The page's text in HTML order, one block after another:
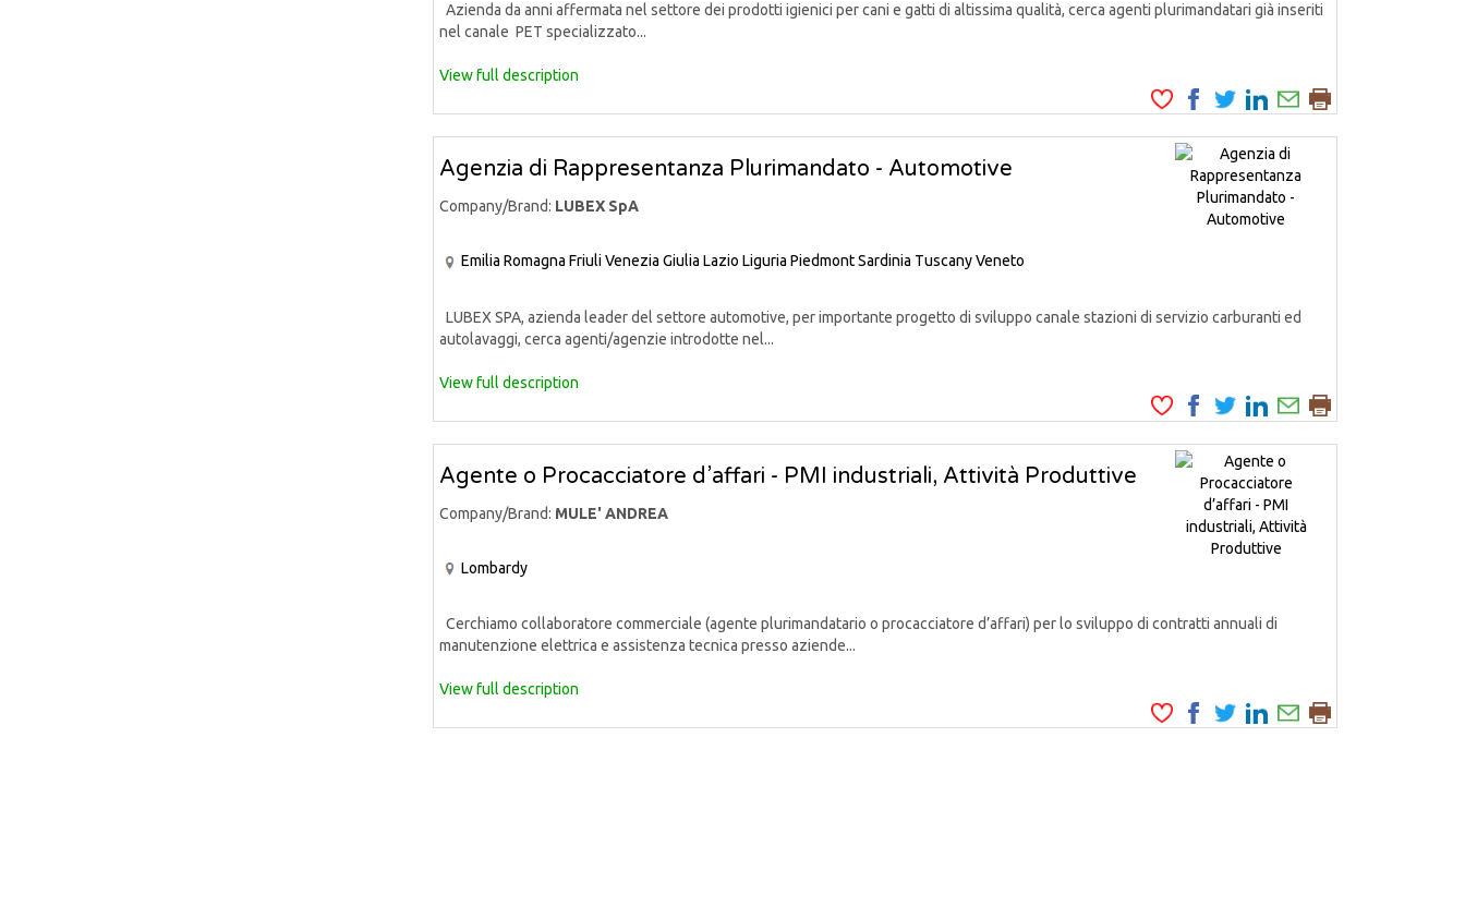
Azienda da anni affermata nel settore dei prodotti igienici per cani e gatti di altissima qualità, cerca agenti plurimandatari già inseriti
nel canale PET specializzato...
View full description
Agenzia di Rappresentanza Plurimandato - Automotive
Company/Brand: LUBEX SpA
Emilia Romagna Friuli Venezia Giulia Lazio Liguria PiedmontSardinia TuscanyVeneto
LUBEX SPA, azienda leader del settore automotive, per importante progetto di sviluppo canale stazioni di servizio carburanti ed
autolavaggi, cerca agenti/agenzie introdotte nel...
View full description
Agente o Procacciatore d’affari - PMI industriali, Attività Produttive
Company/Brand: MULE' ANDREA
Lombardy
Cerchiamo collaboratore commerciale (agente plurimandatario o procacciatore d’affari) per lo sviluppo di contratti annuali di
manutenzione elettrica e assistenza tecnica presso aziende...
View full description